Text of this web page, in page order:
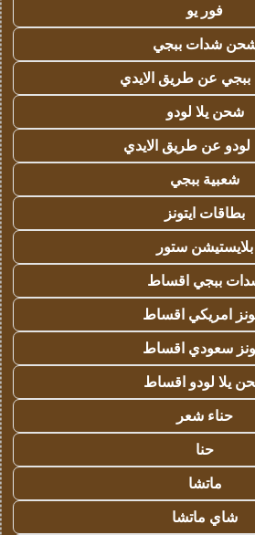
فور يو
شدات ببجي
عن طريق الايدي
شحن يلا لودو
عن طريق الايدي
شعبية ببجي
بطاقات ايتونز
بلايستيشن ستور
ببجي اقساط
امريكي اقساط
سعودي اقساط
يلا لودو اقساط
حناء شعر
حنا
ماتشا
شاي ماتشا